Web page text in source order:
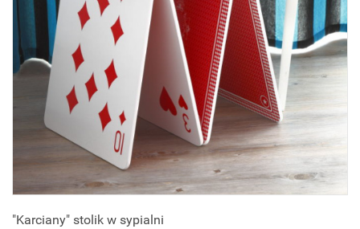
"Karciany" stolik w sypialni